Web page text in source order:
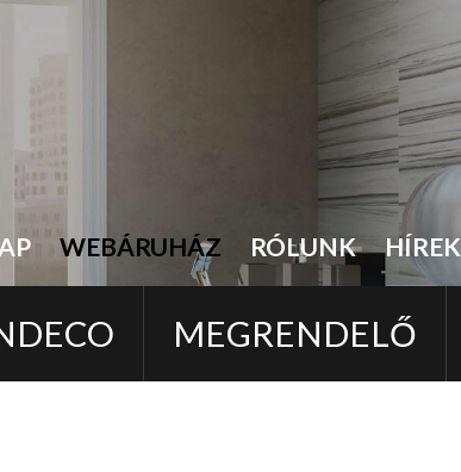
WEBÁRUHÁZ RÓLUNK HÍREK
MEGRENDELŐ